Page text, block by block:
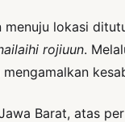
lokasi
rojiuun.
Barat, atas